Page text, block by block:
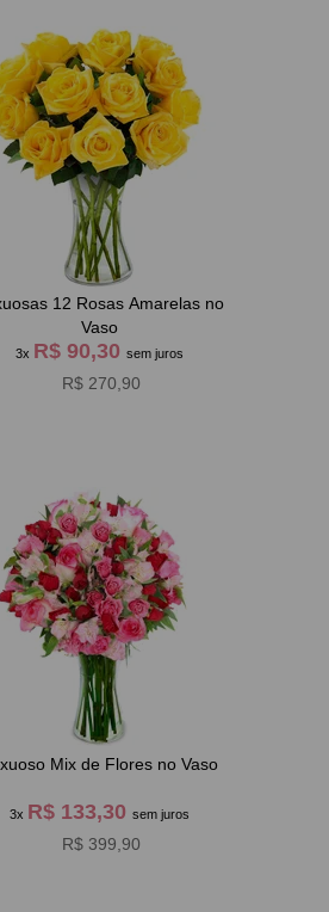
12 Rosas Amarelas no
Vaso
3x R$ 90,30 sem juros
R$ 270,90
Mix de Flores no Vaso
3x R$ 133,30 sem juros
R$ 399,90